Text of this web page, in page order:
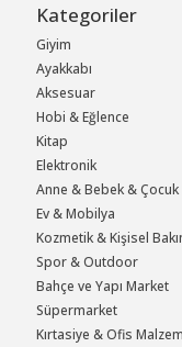
Kategoriler
Giyim
Ayakkabı
Aksesuar
Hobi & Eğlence
Kitap
Elektronik
Anne & Bebek & Çocuk
Ev & Mobilya
Kozmetik & Kişisel
Spor & Outdoor
Bahçe ve Yapı Market
Süpermarket
Kırtasiye & Ofis